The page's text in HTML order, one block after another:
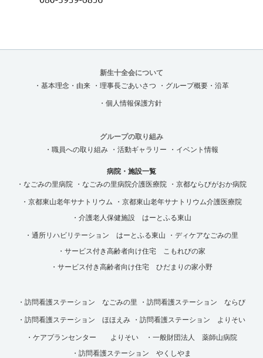
新生十全会について
・基本理念・由来
・理事長ごあいさつ ・グループ概要・沿革
・個人情報保護方針
グループの取り組み
・職員への取り組み
・活動ギャラリー ・イベント情報
病院・施設一覧
・なごみの里病院
・なごみの里病院介護医療院 ・京都ならびがおか病院
・京都東山老年サナトリウム
・京都東山老年サナトリウム介護医療院
・介護老人保健施設 はーとふる東山
・通所リハビリテーション はーとふる東山
・ディケアなごみの里
・サービス付き高齢者向け住宅 こもれびの家
・サービス付き高齢者向け住宅 ひだまりの家小野
・訪問看護ステーション なごみの里 ・訪問看護ステーション ならび
・訪問看護ステーション ほほえみ ・訪問看護ステーション よりそい
・ケアプランセンター よりそい
・一般財団法人 薬師山病院
・訪問看護ステーション やくしやま